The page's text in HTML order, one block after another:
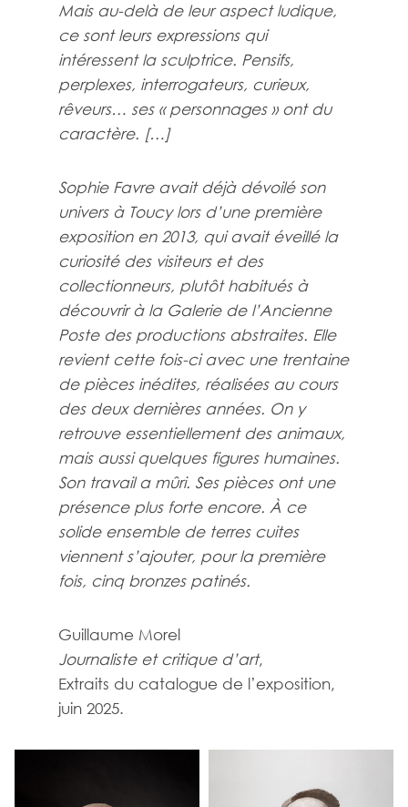
Mais au-delà de leur aspect ludique,
ce sont leurs expressions qui
intéressent la sculptrice. Pensifs,
perplexes, interrogateurs, curieux,
rêveurs… ses « personnages » ont du
caractère. […]
Sophie Favre avait déjà dévoilé son
univers à Toucy lors d’une première
exposition en 2013, qui avait éveillé la
curiosité des visiteurs et des
collectionneurs, plutôt habitués à
découvrir à la Galerie de l’Ancienne
Poste des productions abstraites. Elle
revient cette fois-ci avec une trentaine
de pièces inédites, réalisées au cours
des deux dernières années. On y
retrouve essentiellement des animaux,
mais aussi quelques figures humaines.
Son travail a mûri. Ses pièces ont une
présence plus forte encore. À ce
solide ensemble de terres cuites
viennent s’ajouter, pour la première
fois, cinq bronzes patinés.
Guillaume Morel
Journaliste et critique d’art,
Extraits du catalogue de l’exposition,
juin 2025.